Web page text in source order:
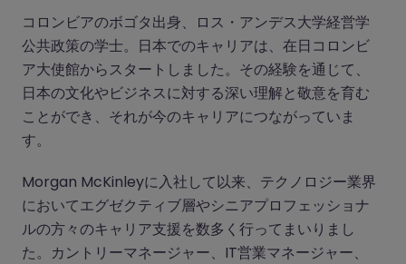
コロンビアのボゴタ出身、ロス・アンデス大学経営学
公共政策の学士。日本でのキャリアは、在日コロンビ
ア大使館からスタートしました。その経験を通じて、
日本の文化やビジネスに対する深い理解と敬意を育む
ことができ、それが今のキャリアにつながっていま
す。
Morgan McKinleyに入社して以来、テクノロジー業界
においてエグゼクティブ層やシニアプロフェッショナ
ルの方々のキャリア支援を数多く行ってまいりまし
た。カントリーマネージャー、IT営業マネージャー、